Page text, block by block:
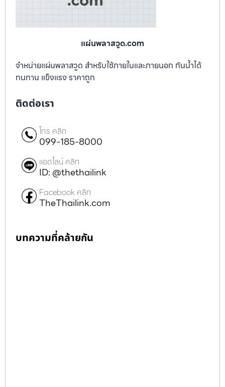
แผ่นพลาสวูด.com
จำหน่ายแผ่นพลาสวูด สำหรับใช้ภายในและภายนอก กันน้ำได้
ทนทาน แข็งแรง ราคาถูก
ติดต่อเรา
โทร คลิก
099-185-8000
แอดไลน์ คลิก
ID: @thethailink
Facebook คลิก
TheThailink.com
บทความที่คล้ายกัน